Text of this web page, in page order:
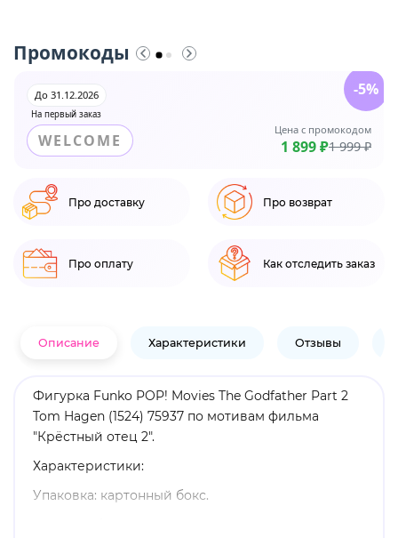
Промокоды
На первый заказ
До 31.12.2026
WELCOME
Цена с промокодом
1 899 ₽1 999 ₽
-5%
Про доставку Про возврат
Про оплату Как отследить заказ
Описание Характеристики Отзывы
Фигурка Funko POP! Movies The Godfather Part 2
Tom Hagen (1524) 75937 по мотивам фильма
"Крёстный отец 2".
Характеристики:
Упаковка: картонный бокс.